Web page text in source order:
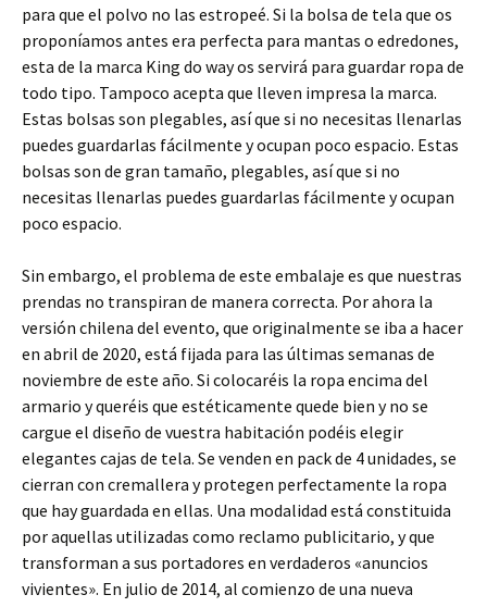
para que el polvo no las estropeé. Si la bolsa de tela que os
proponíamos antes era perfecta para mantas o edredones,
esta de la marca King do way os servirá para guardar ropa de
todo tipo. Tampoco acepta que lleven impresa la marca.
Estas bolsas son plegables, así que si no necesitas llenarlas
puedes guardarlas fácilmente y ocupan poco espacio. Estas
bolsas son de gran tamaño, plegables, así que si no
necesitas llenarlas puedes guardarlas fácilmente y ocupan
poco espacio.
Sin embargo, el problema de este embalaje es que nuestras
prendas no transpiran de manera correcta. Por ahora la
versión chilena del evento, que originalmente se iba a hacer
en abril de 2020, está fijada para las últimas semanas de
noviembre de este año. Si colocaréis la ropa encima del
armario y queréis que estéticamente quede bien y no se
cargue el diseño de vuestra habitación podéis elegir
elegantes cajas de tela. Se venden en pack de 4 unidades, se
cierran con cremallera y protegen perfectamente la ropa
que hay guardada en ellas. Una modalidad está constituida
por aquellas utilizadas como reclamo publicitario, y que
transforman a sus portadores en verdaderos «anuncios
vivientes». En julio de 2014, al comienzo de una nueva